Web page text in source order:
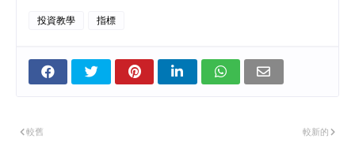
投資教學 指標
較新的
較舊